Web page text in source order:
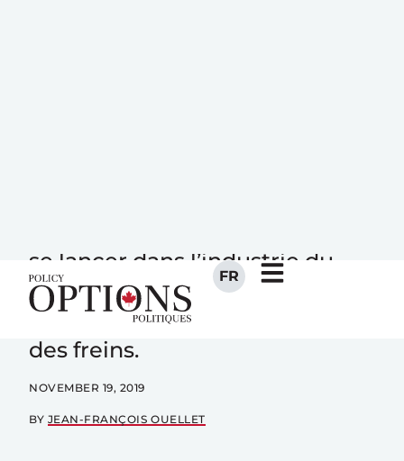
se lancer dans l’industrie du
cannabis, mais le législateur et
les bailleurs de fonds y mettent
des freins.
NOVEMBER 19, 2019
BY JEAN-FRANÇOIS OUELLET